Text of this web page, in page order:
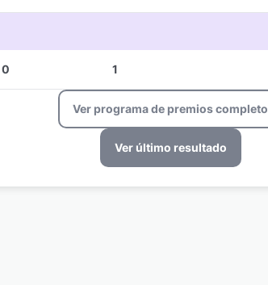
0 1
Ver programa de premios completo
Ver último resultado